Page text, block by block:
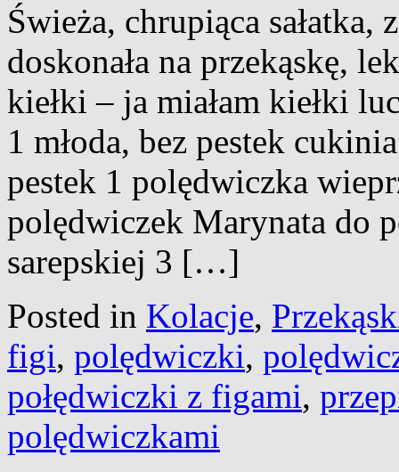
Świeża, chrupiąca sałatka,
doskonała na przekąskę,
kiełki – ja miałam kiełki
1 młoda, bez pestek
pestek 1 polędwiczka
polędwiczek Marynata do
sarepskiej 3 […]
Posted in Kolacje,
figi, polędwiczki,
połędwiczki z figami,
polędwiczkami